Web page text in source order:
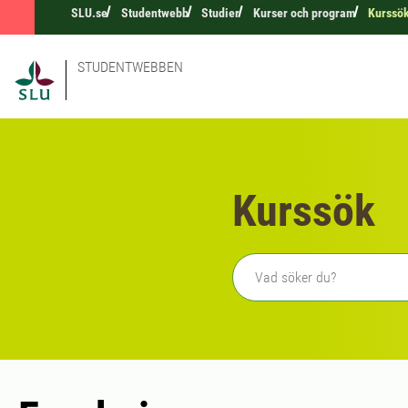
SLU.se Studentwebb Studier Kurser och program
STUDENTWEBBEN
Kurssök
Fritext sökning